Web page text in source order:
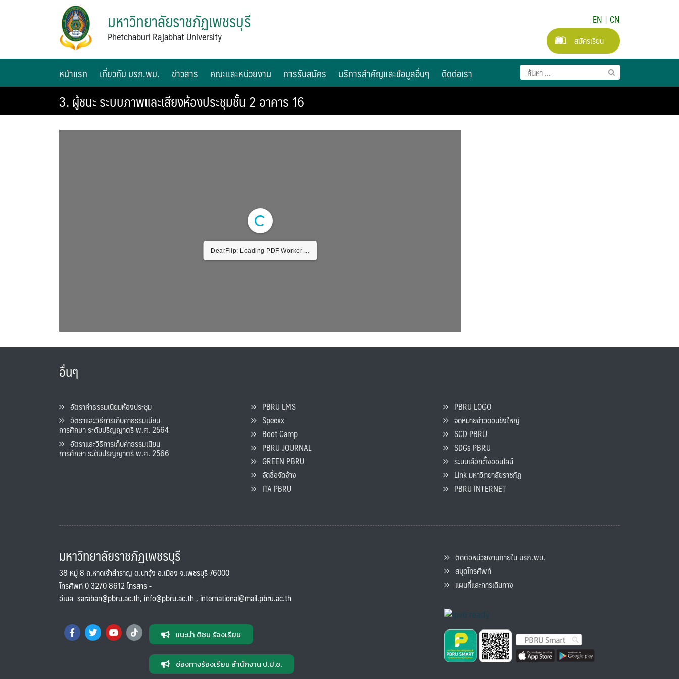
มหาวิทยาลัยราชภัฏเพชรบุรี
Phetchaburi Rajabhat University
EN | CN
สมัครเรียน
หน้าแรก เกี่ยวกับ มรภ.พบ. ข่าวสาร คณะและหน่วยงาน การรับสมัคร บริการสำคัญและข้อมูลอื่นๆ ติดต่อเรา
3. ผู้ชนะ ระบบภาพและเสียงห้องประชุมชั้น 2 อาคาร 16
DearFlip: Loading PDF Worker ...
อื่นๆ
อัตราค่าธรรมเนียมห้องประชุม
อัตราและวิธีการเก็บค่าธรรมเนียน
การศึกษา ระดับปริญญาตรี พ.ศ. 2564
อัตราและวิธีการเก็บค่าธรรมเนียน
การศึกษา ระดับปริญญาตรี พ.ศ. 2566
PBRU LMS
Speexx
Boot Camp
PBRU JOURNAL
GREEN PBRU
จัดซื้อจัดจ้าง
ITA PBRU
PBRU LOGO
จดหมายข่าวดอนขังใหญ่
SCD PBRU
SDGs PBRU
ระบบเลือกตั้งออนไลน์
Link มหาวิทยาลัยราชภัฏ
PBRU INTERNET
มหาวิทยาลัยราชภัฏเพชรบุรี
38 หมู่ 8 ถ.หาดเจ้าสำราญ ต.นาวุ้ง อ.เมือง จ.เพชรบุรี 76000
โทรศัพท์ 0 3270 8612 โทรสาร -
อีเมล saraban@pbru.ac.th, info@pbru.ac.th, international@mail.pbru.ac.th
แนะนำ ติชม ร้องเรียน
ช่องทางร้องเรียน สำนักงาน ป.ป.ช.
ติดต่อหน่วยงานภายใน มรภ.พบ.
สมุดโทรศัพท์
แผนที่และการเดินทาง